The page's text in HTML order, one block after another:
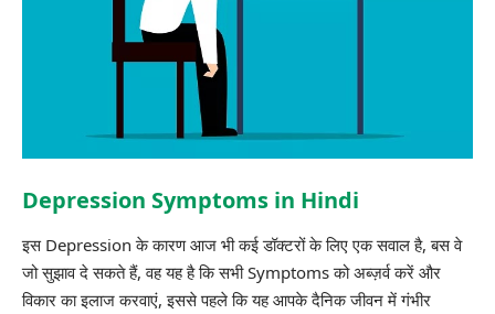
Depression Symptoms in Hindi
इस Depression के कारण आज भी कई डॉक्टरों के लिए एक सवाल है, बस वे
जो सुझाव दे सकते हैं, वह यह है कि सभी Symptoms को अब्ज़र्व करें और
विकार का इलाज करवाएं, इससे पहले कि यह आपके दैनिक जीवन में गंभीर